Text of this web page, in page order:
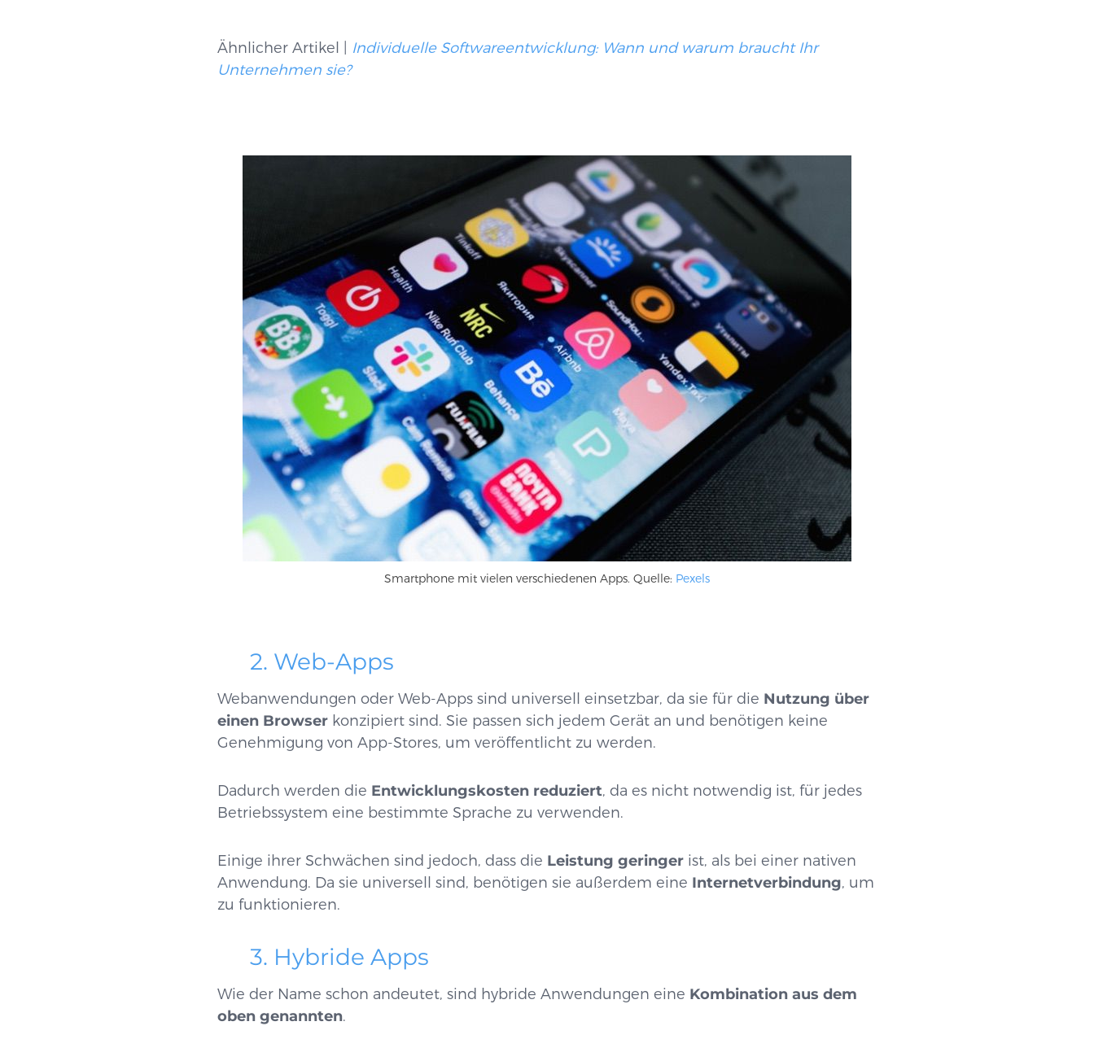
Ähnlicher Artikel | Individuelle Softwareentwicklung: Wann und warum braucht Ihr
Unternehmen sie?
Smartphone mit vielen verschiedenen Apps. Quelle: Pexels
2. Web-Apps
Webanwendungen oder Web-Apps sind universell einsetzbar, da sie für die Nutzung über
einen Browser konzipiert sind. Sie passen sich jedem Gerät an und benötigen keine
Genehmigung von App-Stores, um veröffentlicht zu werden.
Dadurch werden die Entwicklungskosten reduziert, da es nicht notwendig ist, für jedes
Betriebssystem eine bestimmte Sprache zu verwenden.
Einige ihrer Schwächen sind jedoch, dass die Leistung geringer ist, als bei einer nativen
Anwendung. Da sie universell sind, benötigen sie außerdem eine Internetverbindung, um
zu funktionieren.
3. Hybride Apps
Wie der Name schon andeutet, sind hybride Anwendungen eine Kombination aus dem
oben genannten.